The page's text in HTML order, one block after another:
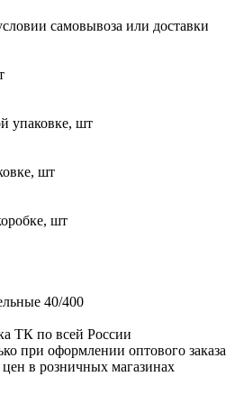
самовывоза или доставки
упаковке, шт
шт
шт
40/400
ТК по всей России
при оформлении оптового заказа
цен в розничных магазинах